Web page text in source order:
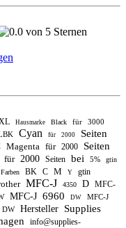
Hausmarke Black für 3000
Cyan für 2000 Seiten
Magenta für 2000 Seiten
für 2000 Seiten bei 5% gtin
Farben BK C M Y gtin
MFC-J 4350 D MFC-
MFC-J 6960 DW MFC-J
DW Hersteller Supplies
info@supplies-